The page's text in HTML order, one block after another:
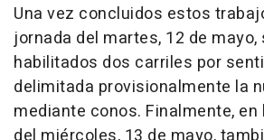
Una vez concluidos estos
jornada del martes, 12 de
habilitados dos carriles por
delimitada provisionalmente la
mediante conos. Finalmente, en